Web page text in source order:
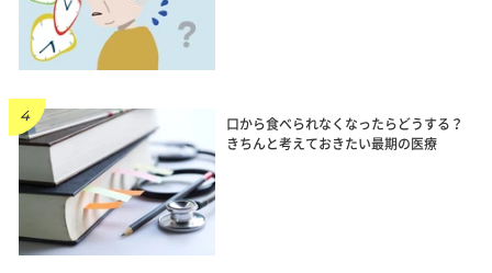
口から食べられなくなったらどうする？
きちんと考えておきたい最期の医療